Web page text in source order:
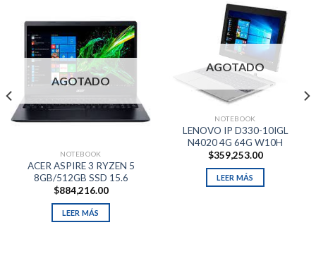
AGOTADO
NOTEBOOK
ACER ASPIRE 3 RYZEN 5
8GB/512GB SSD 15.6
$884,216.00
LEER MÁS
AGOTADO
NOTEBOOK
LENOVO IP D330-10IGL
N4020 4G 64G W10H
$359,253.00
LEER MÁS